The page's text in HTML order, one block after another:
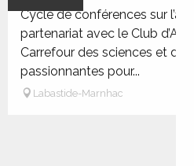
Cycle de conférences sur
partenariat avec le Club
Carrefour des sciences et
passionnantes pour...
Labastide-Marnhac